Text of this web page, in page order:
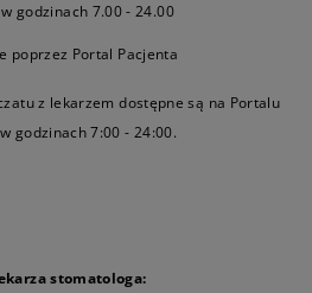
godzinach 7.00 - 24.00
poprzez Portal Pacjenta
z lekarzem dostępne są na Portalu
godzinach 7:00 - 24:00.
stomatologa: